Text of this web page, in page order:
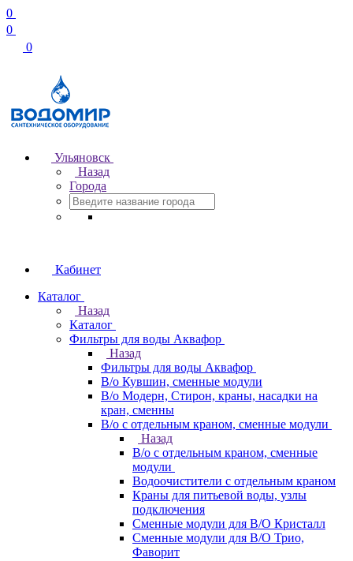
0
0
0
Ульяновск
Назад
Города
Кабинет
Каталог
Назад
Каталог
Фильтры для воды Аквафор
Назад
Фильтры для воды Аквафор
В/о Кувшин, сменные модули
В/о Модерн, Стирон, краны, насадки на
кран, сменны
В/о с отдельным краном, сменные модули
Назад
В/о с отдельным краном, сменные
модули
Водоочистители с отдельным краном
Краны для питьевой воды, узлы
подключения
Сменные модули для В/О Кристалл
Сменные модули для В/О Трио,
Фаворит